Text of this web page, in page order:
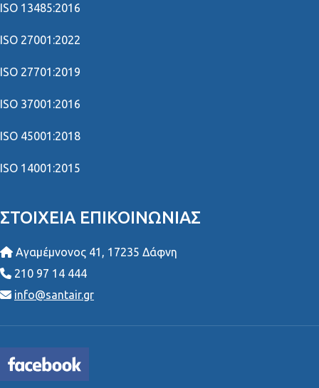
ISO 13485:2016
ISO 27001:2022
ISO 27701:2019
ISO 37001:2016
ISO 45001:2018
ISO 14001:2015
ΣΤΟΙΧΕΊΑ ΕΠΙΚΟΙΝΩΝΊΑΣ
Αγαμέμνονος 41, 17235 Δάφνη
210 97 14 444
info@santair.gr